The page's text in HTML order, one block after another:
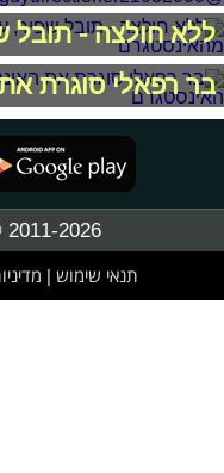
ללא חולצה - תובל
בר רפאלי סוגרת
2011-2026 © פרוגי תקשורת בע"מ
תנאי שימוש